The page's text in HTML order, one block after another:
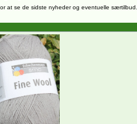
at se de sidste nyheder og eventuelle særtilbud.